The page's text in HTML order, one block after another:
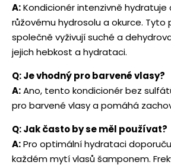
A:Kondicionér intenzivně hydratuje
růžovému hydrosolu a okurce. Tyto
společně vyživují suché a
jejich hebkost a hydrataci.
Q: Je vhodný pro barvené vlasy?
A:Ano, tento kondicionér bez
pro barvené vlasy a pomáhá
Q: Jak často by se měl používat?
A:Pro optimální hydrataci
každém mytí vlasů šamponem.